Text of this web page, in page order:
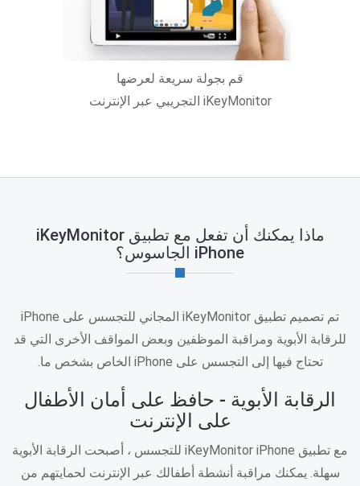
قم بجولة سريعة لعرضها
iKeyMonitor التجريبي عبر الإنترنت
ماذا يمكنك أن تفعل مع تطبيق iKeyMonitor
iPhone الجاسوس؟
تم تصميم تطبيق iKeyMonitor المجاني للتجسس على iPhone
للرقابة الأبوية ومراقبة الموظفين وبعض المواقف الأخرى التي قد
تحتاج فيها إلى التجسس على iPhone الخاص بشخص ما.
الرقابة الأبوية - حافظ على أمان الأطفال
على الإنترنت
مع تطبيق iKeyMonitor iPhone للتجسس ، أصبحت الرقابة الأبوية
سهلة. يمكنك مراقبة أنشطة أطفالك عبر الإنترنت لحمايتهم من